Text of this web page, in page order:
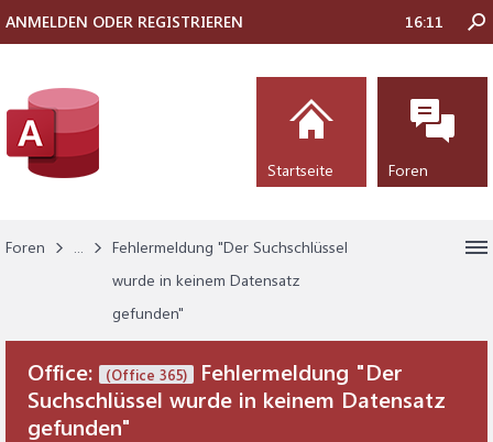
Foren ...
Fehlermeldung "Der Suchschlüssel
wurde in keinem Datensatz
gefunden"
Office: (Office 365)
Fehlermeldung "Der
Suchschlüssel wurde in keinem Datensatz
gefunden"
ANMELDEN ODER REGISTRIEREN 16:11
Startseite Foren